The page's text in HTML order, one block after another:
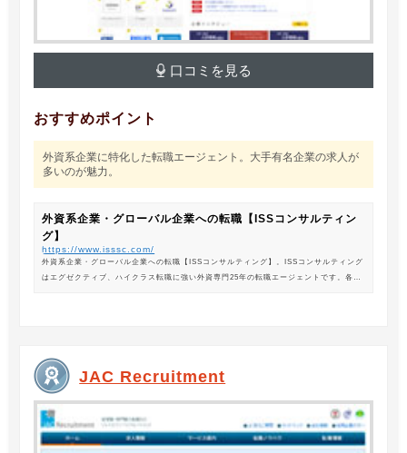
口コミを見る
おすすめポイント
外資系企業に特化した転職エージェント。大手有名企業の求人が
多いのが魅力。
外資系企業・グローバル企業への転職【ISSコンサルティン
グ】
https://www.isssc.com/
外資系企業・グローバル企業への転職【ISSコンサルティング】。ISSコンサルティング
はエグゼクティブ、ハイクラス転職に強い外資専門25年の転職エージェントです。各業
JAC Recruitment